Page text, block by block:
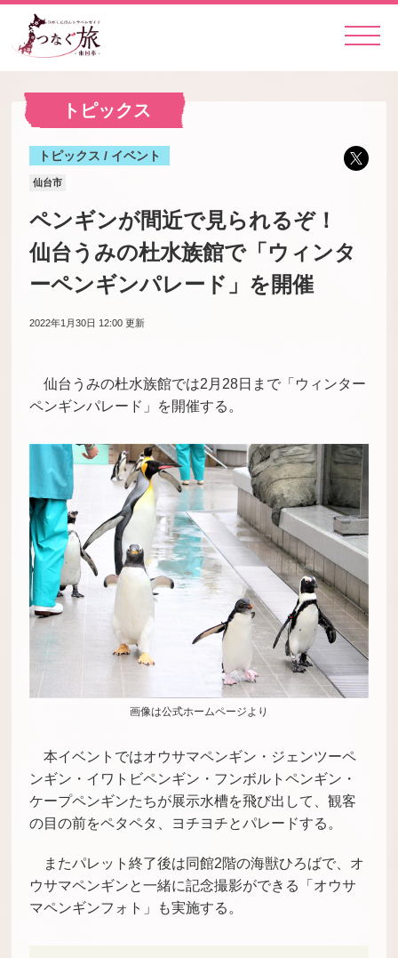
トピックス
トピックス / イベント
仙台市
ペンギンが間近で見られるぞ！
仙台うみの杜水族館で「ウィンタ
ーペンギンパレード」を開催
2022年1月30日 12:00 更新
仙台うみの杜水族館では2月28日まで「ウィンター
ペンギンパレード」を開催する。
画像は公式ホームページより
本イベントではオウサマペンギン・ジェンツーペ
ンギン・イワトビペンギン・フンボルトペンギン・
ケープペンギンたちが展示水槽を飛び出して、観客
の目の前をペタペタ、ヨチヨチとパレードする。
またパレット終了後は同館2階の海獣ひろばで、オ
ウサマペンギンと一緒に記念撮影ができる「オウサ
マペンギンフォト」も実施する。